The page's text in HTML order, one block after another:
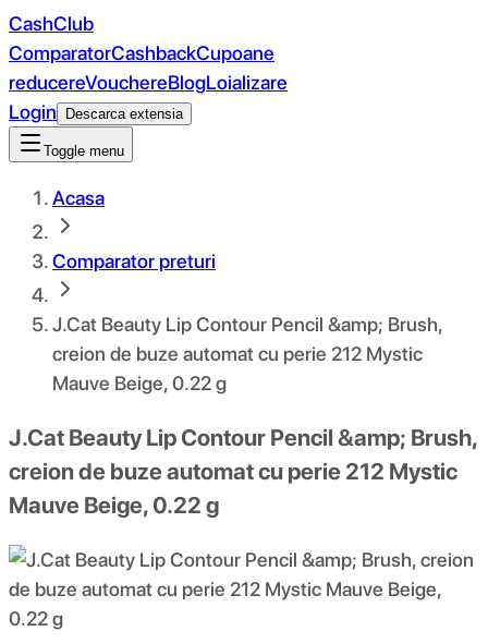
CashClub
ComparatorCashbackCupoane
reducereVouchereBlogLoializare
Login
Descarca extensia
Toggle menu
Acasa
Comparator preturi
J.Cat Beauty Lip Contour Pencil &amp; Brush,
creion de buze automat cu perie 212 Mystic
Mauve Beige, 0.22 g
J.Cat Beauty Lip Contour Pencil &amp; Brush,
creion de buze automat cu perie 212 Mystic
Mauve Beige, 0.22 g